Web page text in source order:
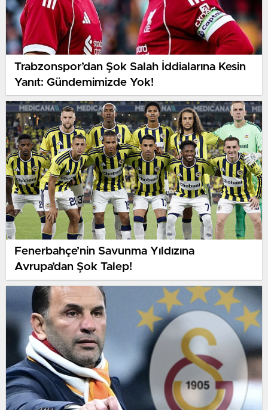
Trabzonspor’dan Şok Salah İddialarına Kesin
Yanıt: Gündemimizde Yok!
Fenerbahçe’nin Savunma Yıldızına
Avrupa’dan Şok Talep!